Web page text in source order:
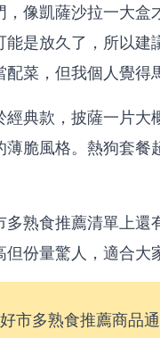
，像凱薩沙拉一大
能是放久了，所以
菜，但我個人覺得
典款，披薩一片大
薄脆風格。熱狗套餐
多熟食推薦清單上
份量驚人，適合大
市多熟食推薦商品